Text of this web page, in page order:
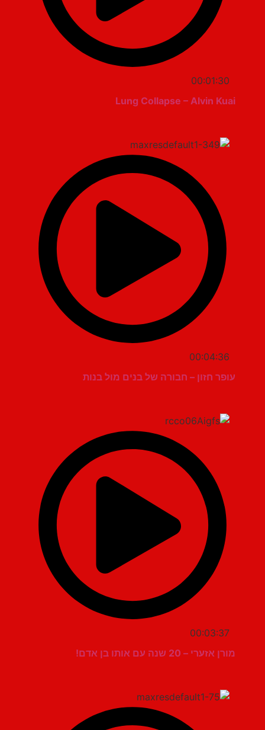
00:01:30
Lung Collapse – Alvin Kuai
00:04:36
עופר חזון – חבורה של בנים מול בנות
00:03:37
מורן אזערי – 20 שנה עם אותו בן אדם!